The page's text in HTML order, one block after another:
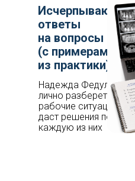
Исчерпывающие
ответы
на вопросы
(с примерами
из практики)
Надежда Федулова
лично разберет ваши
рабочие ситуации и
даст решения под
каждую из них